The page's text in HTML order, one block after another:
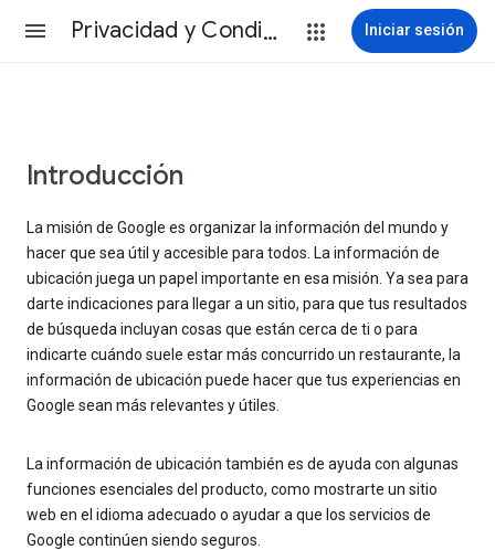
Privacidad y Condiciones Iniciar sesión
Introducción
La misión de Google es organizar la información del mundo y
hacer que sea útil y accesible para todos. La información de
ubicación juega un papel importante en esa misión. Ya sea para
darte indicaciones para llegar a un sitio, para que tus resultados
de búsqueda incluyan cosas que están cerca de ti o para
indicarte cuándo suele estar más concurrido un restaurante, la
información de ubicación puede hacer que tus experiencias en
Google sean más relevantes y útiles.
La información de ubicación también es de ayuda con algunas
funciones esenciales del producto, como mostrarte un sitio
web en el idioma adecuado o ayudar a que los servicios de
Google continúen siendo seguros.